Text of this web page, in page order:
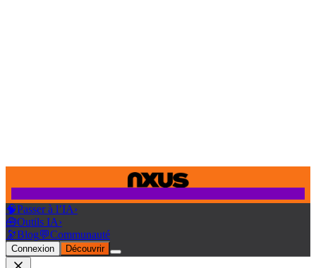
🧠Passer à l’IA›
🧰Outils IA›
🔭Blog💬Communauté
Connexion Découvrir